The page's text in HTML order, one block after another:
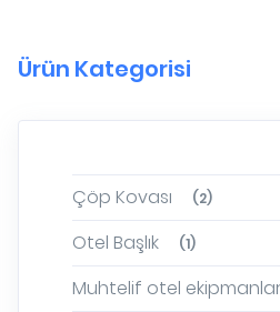
Ürün Kategorisi
Çöp Kovası (2)
Otel Başlık (1)
Muhtelif otel